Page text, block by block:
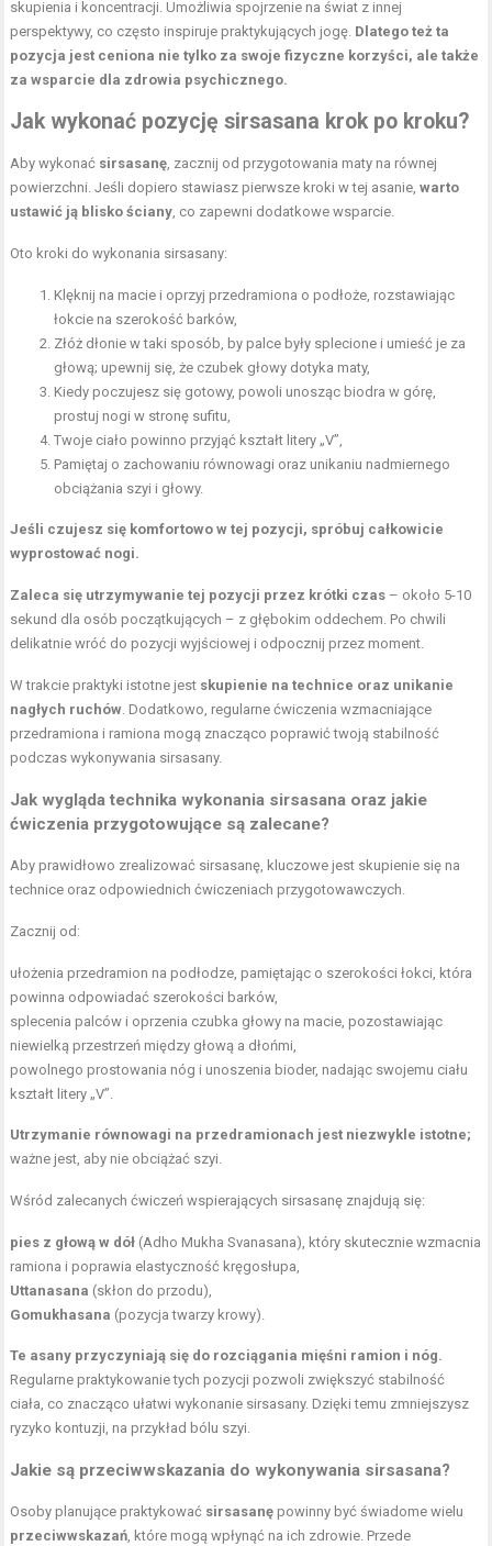
skupienia i koncentracji. Umożliwia spojrzenie na świat z innej
perspektywy, co często inspiruje praktykujących jogę. Dlatego też ta
pozycja jest ceniona nie tylko za swoje fizyczne korzyści, ale także
za wsparcie dla zdrowia psychicznego.
Jak wykonać pozycję sirsasana krok po kroku?
Aby wykonać sirsasanę, zacznij od przygotowania maty na równej
powierzchni. Jeśli dopiero stawiasz pierwsze kroki w tej asanie,warto
ustawić ją blisko ściany, co zapewni dodatkowe wsparcie.
Oto kroki do wykonania sirsasany:
Klęknij na macie i oprzyj przedramiona o podłoże, rozstawiając
łokcie na szerokość barków,
Złóż dłonie w taki sposób, by palce były splecione i umieść je za
głową; upewnij się, że czubek głowy dotyka maty,
Kiedy poczujesz się gotowy, powoli unosząc biodra w górę,
prostuj nogi w stronę sufitu,
Twoje ciało powinno przyjąć kształt litery „V”,
Pamiętaj o zachowaniu równowagi oraz unikaniu nadmiernego
obciążania szyi i głowy.
Jeśli czujesz się komfortowo w tej pozycji, spróbuj całkowicie
wyprostować nogi.
Zaleca się utrzymywanie tej pozycji przez krótki czas – około 5-10
sekund dla osób początkujących – z głębokim oddechem. Po chwili
delikatnie wróć do pozycji wyjściowej i odpocznij przez moment.
W trakcie praktyki istotne jest skupienie na technice oraz unikanie
nagłych ruchów. Dodatkowo, regularne ćwiczenia wzmacniające
przedramiona i ramiona mogą znacząco poprawić twoją stabilność
podczas wykonywania sirsasany.
Jak wygląda technika wykonania sirsasana oraz jakie
ćwiczenia przygotowujące są zalecane?
Aby prawidłowo zrealizować sirsasanę, kluczowe jest skupienie się na
technice oraz odpowiednich ćwiczeniach przygotowawczych.
Zacznij od:
ułożenia przedramion na podłodze, pamiętając o szerokości łokci, która
powinna odpowiadać szerokości barków,
splecenia palców i oprzenia czubka głowy na macie, pozostawiając
niewielką przestrzeń między głową a dłońmi,
powolnego prostowania nóg i unoszenia bioder, nadając swojemu ciału
kształt litery „V”.
Utrzymanie równowagi na przedramionach jest niezwykle istotne;
ważne jest, aby nie obciążać szyi.
Wśród zalecanych ćwiczeń wspierających sirsasanę znajdują się:
pies z głową w dół (Adho Mukha Svanasana), który skutecznie wzmacnia
ramiona i poprawia elastyczność kręgosłupa,
Uttanasana (skłon do przodu),
Gomukhasana (pozycja twarzy krowy).
Te asany przyczyniają się do rozciągania mięśni ramion i nóg.
Regularne praktykowanie tych pozycji pozwoli zwiększyć stabilność
ciała, co znacząco ułatwi wykonanie sirsasany. Dzięki temu zmniejszysz
ryzyko kontuzji, na przykład bólu szyi.
Jakie są przeciwwskazania do wykonywania sirsasana?
Osoby planujące praktykować sirsasanę powinny być świadome wielu
przeciwwskazań, które mogą wpłynąć na ich zdrowie. Przede